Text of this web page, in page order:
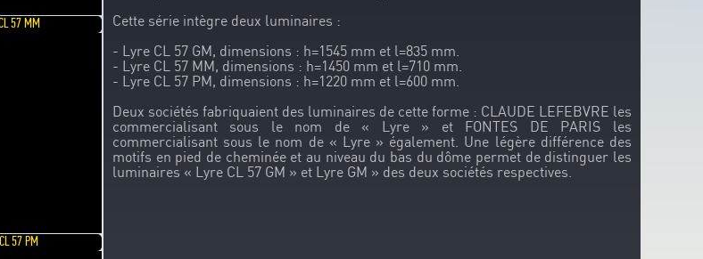
57 MM
57 PM
Cette série intègre deux luminaires :
- Lyre CL 57 GM, dimensions : h=1545 mm et l=835 mm.
- Lyre CL 57 MM, dimensions : h=1450 mm et l=710 mm.
- Lyre CL 57 PM, dimensions : h=1220 mm et l=600 mm.
Deux sociétés fabriquaient des luminaires de cette forme : CLAUDE LEFEBVRE les
commercialisant sous le nom de « Lyre » et FONTES DE PARIS les
commercialisant sous le nom de « Lyre » également. Une légère différence des
motifs en pied de cheminée et au niveau du bas du dôme permet de distinguer les
luminaires « Lyre CL 57 GM » et Lyre GM » des deux sociétés respectives.